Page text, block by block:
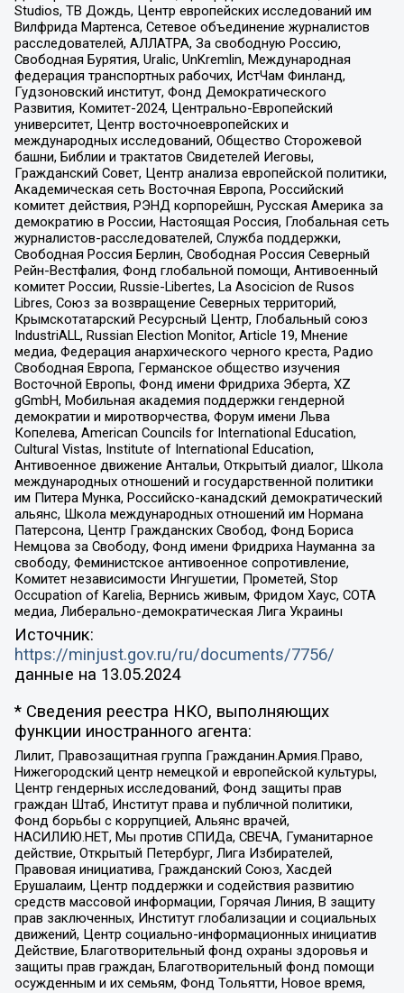
Studios, ТВ Дождь, Центр европейских исследований им
Вилфрида Мартенса, Сетевое объединение журналистов
расследователей, АЛЛАТРА, За свободную Россию,
Свободная Бурятия, Uralic, UnKremlin, Международная
федерация транспортных рабочих, ИстЧам Финланд,
Гудзоновский институт, Фонд Демократического
Развития, Комитет-2024, Центрально-Европейский
университет, Центр восточноевропейских и
международных исследований, Общество Сторожевой
башни, Библии и трактатов Свидетелей Иеговы,
Гражданский Совет, Центр анализа европейской политики,
Академическая сеть Восточная Европа, Российский
комитет действия, РЭНД корпорейшн, Русская Америка за
демократию в России, Настоящая Россия, Глобальная сеть
журналистов-расследователей, Служба поддержки,
Свободная Россия Берлин, Свободная Россия Северный
Рейн-Вестфалия, Фонд глобальной помощи, Антивоенный
комитет России, Russie-Libertes, La Asocicion de Rusos
Libres, Союз за возвращение Северных территорий,
Крымскотатарский Ресурсный Центр, Глобальный союз
IndustriALL, Russian Election Monitor, Article 19, Мнение
медиа, Федерация анархического черного креста, Радио
Свободная Европа, Германское общество изучения
Восточной Европы, Фонд имени Фридриха Эберта, XZ
gGmbH, Мобильная академия поддержки гендерной
демократии и миротворчества, Форум имени Льва
Копелева, American Councils for International Education,
Cultural Vistas, Institute of International Education,
Антивоенное движение Антальи, Открытый диалог, Школа
международных отношений и государственной политики
им Питера Мунка, Российско-канадский демократический
альянс, Школа международных отношений им Нормана
Патерсона, Центр Гражданских Свобод, Фонд Бориса
Немцова за Свободу, Фонд имени Фридриха Науманна за
свободу, Феминистское антивоенное сопротивление,
Комитет независимости Ингушетии, Прометей, Stop
Occupation of Karelia, Вернись живым, Фридом Хаус, СОТА
медиа, Либерально-демократическая Лига Украины
Источник:
https://minjust.gov.ru/ru/documents/7756/
данные на 13.05.2024
* Сведения реестра НКО, выполняющих
функции иностранного агента:
Лилит, Правозащитная группа Гражданин.Армия.Право,
Нижегородский центр немецкой и европейской культуры,
Центр гендерных исследований, Фонд защиты прав
граждан Штаб, Институт права и публичной политики,
Фонд борьбы с коррупцией, Альянс врачей,
НАСИЛИЮ.НЕТ, Мы против СПИДа, СВЕЧА, Гуманитарное
действие, Открытый Петербург, Лига Избирателей,
Правовая инициатива, Гражданский Союз, Хасдей
Ерушалаим, Центр поддержки и содействия развитию
средств массовой информации, Горячая Линия, В защиту
прав заключенных, Институт глобализации и социальных
движений, Центр социально-информационных инициатив
Действие, Благотворительный фонд охраны здоровья и
защиты прав граждан, Благотворительный фонд помощи
осужденным и их семьям, Фонд Тольятти, Новое время,